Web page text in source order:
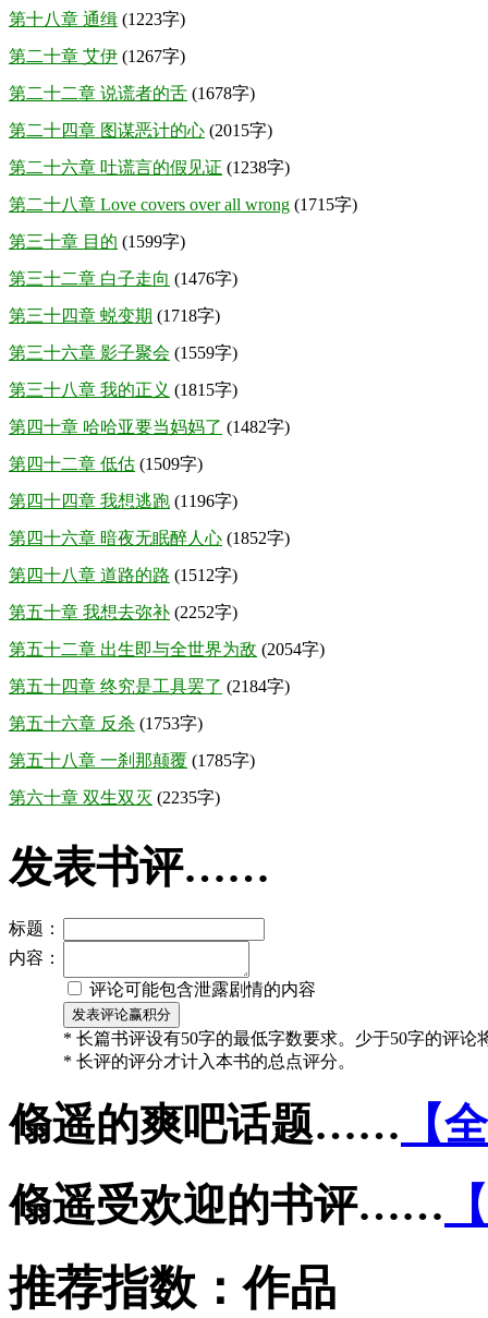
第十八章 通缉 (1223字)
第二十章 艾伊 (1267字)
第二十二章 说谎者的舌 (1678字)
第二十四章 图谋恶计的心 (2015字)
第二十六章 吐谎言的假见证 (1238字)
第二十八章 Love covers over all wrong (1715字)
第三十章 目的 (1599字)
第三十二章 白子走向 (1476字)
第三十四章 蜕变期 (1718字)
第三十六章 影子聚会 (1559字)
第三十八章 我的正义 (1815字)
第四十章 哈哈亚要当妈妈了 (1482字)
第四十二章 低估 (1509字)
第四十四章 我想逃跑 (1196字)
第四十六章 暗夜无眠醉人心 (1852字)
第四十八章 道路的路 (1512字)
第五十章 我想去弥补 (2252字)
第五十二章 出生即与全世界为敌 (2054字)
第五十四章 终究是工具罢了 (2184字)
第五十六章 反杀 (1753字)
第五十八章 一刹那颠覆 (1785字)
第六十章 双生双灭 (2235字)
发表书评……
标题：
内容：
评论可能包含泄露剧情的内容
* 长篇书评设有50字的最低字数要求。少于50字的评论
* 长评的评分才计入本书的总点评分。
翛遥的爽吧话题…… 【
翛遥受欢迎的书评……
推荐指数：作品